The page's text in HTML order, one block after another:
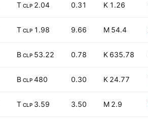
1.26 K
0.31
2.04 T
CLP
54.4 M
9.66
1.98 T
CLP
635.78 K
0.78
53.22 B
CLP
24.77 K
0.30
480 B
CLP
2.9 M
3.50
3.59 T
CLP